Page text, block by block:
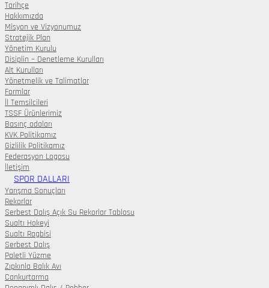
Tarihçe
Hakkımızda
Misyon ve Vizyonumuz
Stratejik Plan
Yönetim Kurulu
Disiplin – Denetleme Kurulları
Alt Kurulları
Yönetmelik ve Talimatlar
Formlar
İl Temsilcileri
TSSF Ürünlerimiz
Basınç odaları
KVK Politikamız
Gizlilik Politikamız
Federasyon Logosu
İletişim
SPOR DALLARI
Yarışma Sonuçları
Rekorlar
Serbest Dalış Açık Su Rekorlar Tablosu
Sualtı Hokeyi
Sualtı Ragbisi
Serbest Dalış
Paletli Yüzme
Zıpkınla Balık Avı
Cankurtarma